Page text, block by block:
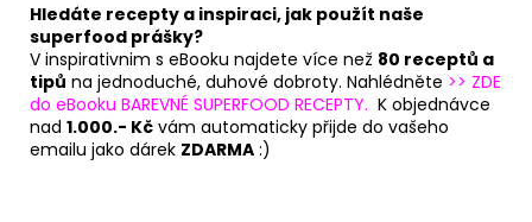
Hledáte recepty a inspiraci, jak použít naše
superfood prášky?
V inspirativnim s eBooku najdete více než 80 receptů a
tipů na jednoduché, duhové dobroty. Nahlédněte >> ZDE
do eBooku BAREVNÉ SUPERFOOD RECEPTY. K objednávce
nad 1.000.- Kč vám automaticky přijde do vašeho
emailu jako dárek ZDARMA :)